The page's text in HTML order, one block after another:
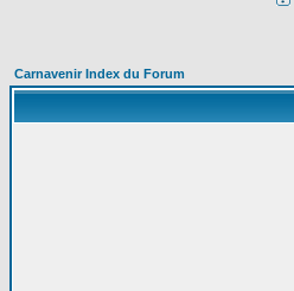
Carnavenir Index du Forum